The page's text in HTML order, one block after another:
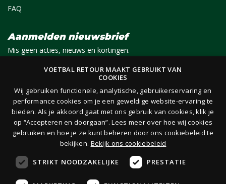
FAQ
Aanmelden nieuwsbrief
Mis geen acties, nieuws en kortingen.
Je ontvangt 1x per maand per e-mail van ons een nieuwsbrief op het door jou opgegeven
e-mailadres. Lees hier onze privacy- en cookieverklaring.
VOETBAL RETOUR MAAKT GEBRUIKT VAN
COOKIES
Wij gebruiken functionele, analytische, gebruikerservaring en
performance cookies om je een geweldige website-ervaring te
bieden. Als je akkoord gaat met ons gebruik van cookies, klik je
op “Accepteren en doorgaan”. Lees meer over hoe wij cookies
gebruiken en hoe je ze kunt beheren door ons cookiebeleid te
bekijken. Bekijk ons cookiebeleid
STRIKT NOODZAKELIJKE PRESTATIE